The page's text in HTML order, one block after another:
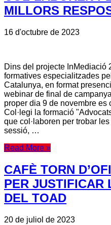
MILLORS
16 d'octubre de 2023
Dins del projecte
formatives especialitzades
Catalunya, en format
webinar de final de
proper dia 9 de novembre es
Col·legi la formació
que col·laboren per trobar
sessió, …
Read More »
CAFÈ TORN
PER JUSTIFICAR
DEL TOAD
20 de juliol de 2023